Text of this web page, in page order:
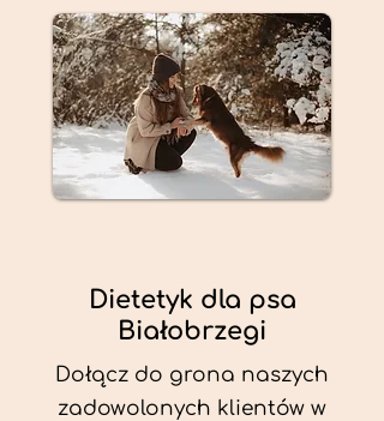
Dietetyk dla psa
Białobrzegi
Dołącz do grona naszych
zadowolonych klientów w